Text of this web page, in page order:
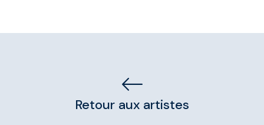
Retour aux artistes